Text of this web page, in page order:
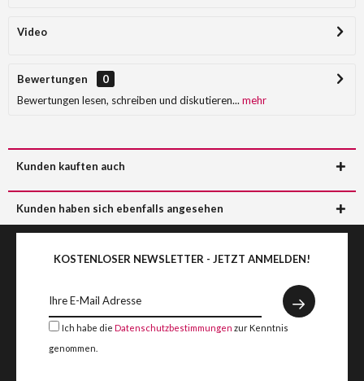
Video
Bewertungen
0
Bewertungen lesen, schreiben und diskutieren... mehr
Kunden kauften auch
Kunden haben sich ebenfalls angesehen
KOSTENLOSER NEWSLETTER - JETZT ANMELDEN!
Ich habe die Datenschutzbestimmungen zur Kenntnis
genommen.